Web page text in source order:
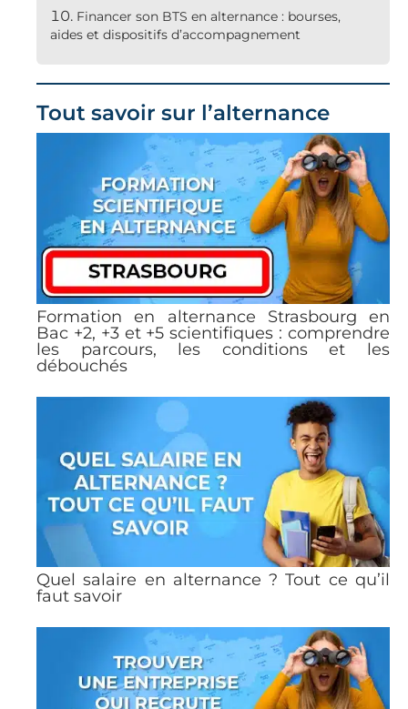
Financer son BTS en alternance : bourses,
aides et dispositifs d’accompagnement
Tout savoir sur l’alternance
Formation en alternance Strasbourg en
Bac +2, +3 et +5 scientifiques : comprendre
les parcours, les conditions et les
débouchés
Quel salaire en alternance ? Tout ce qu’il
faut savoir